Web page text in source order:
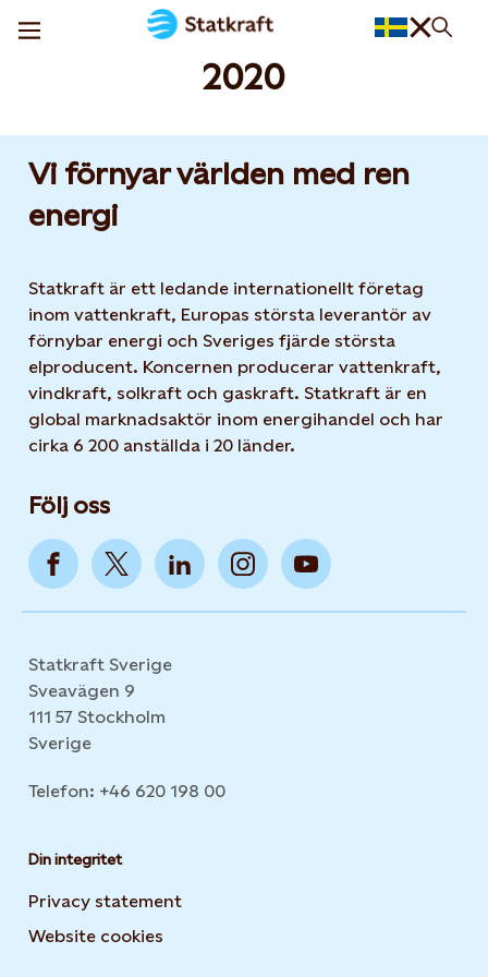
2020
Vi förnyar världen med ren
energi
Statkraft är ett ledande internationellt företag
inom vattenkraft, Europas största leverantör av
förnybar energi och Sveriges fjärde största
elproducent. Koncernen producerar vattenkraft,
vindkraft, solkraft och gaskraft. Statkraft är en
global marknadsaktör inom energihandel och har
cirka 6 200 anställda i 20 länder.
Följ oss
Statkraft Sverige
Sveavägen 9
111 57 Stockholm
Sverige
Telefon: +46 620 198 00
Din integritet
Privacy statement
Website cookies